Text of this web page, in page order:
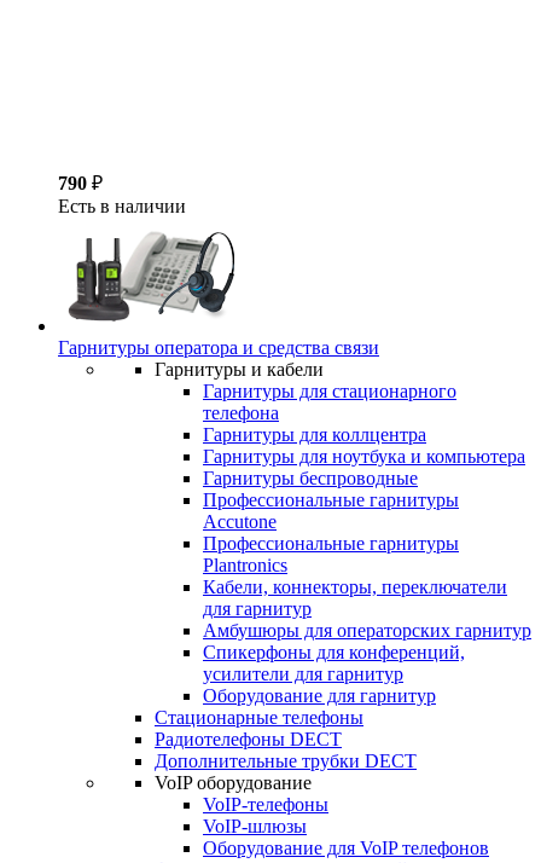
790 ₽
Есть в наличии
Гарнитуры оператора и средства связи
Гарнитуры и кабели
Гарнитуры для стационарного
телефона
Гарнитуры для коллцентра
Гарнитуры для ноутбука и компьютера
Гарнитуры беспроводные
Профессиональные гарнитуры
Accutone
Профессиональные гарнитуры
Plantronics
Кабели, коннекторы, переключатели
для гарнитур
Амбушюры для операторских гарнитур
Cпикерфоны для конференций,
усилители для гарнитур
Оборудование для гарнитур
Стационарные телефоны
Радиотелефоны DECT
Дополнительные трубки DECT
VoIP оборудование
VoIP-телефоны
VoIP-шлюзы
Оборудование для VoIP телефонов